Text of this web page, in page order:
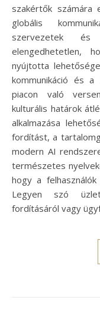
szakértők számára
globális
szervezetek és
elengedhetetlen,
nyújtotta
kommunikáció és
piacon való
kulturális határok
alkalmazása
fordítást, a
modern AI
természetes
hogy a
Legyen szó
fordításáról vagy